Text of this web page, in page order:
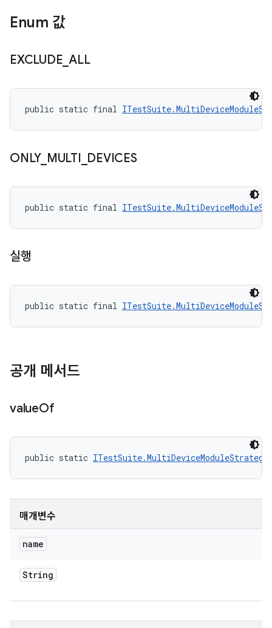
Enum 값
EXCLUDE ALL
public static final
ONLY_ MULTI DEVICES
public static final
실행
public static final
공개 메서드
valueOf
public static ITestSuite.MultiDeviceModuleStrategy
매개변수
name
String